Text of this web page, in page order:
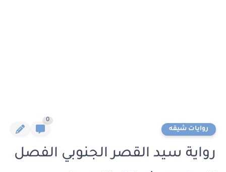
روايات شيقه
0
رواية سيد القصر الجنوبي الفصل